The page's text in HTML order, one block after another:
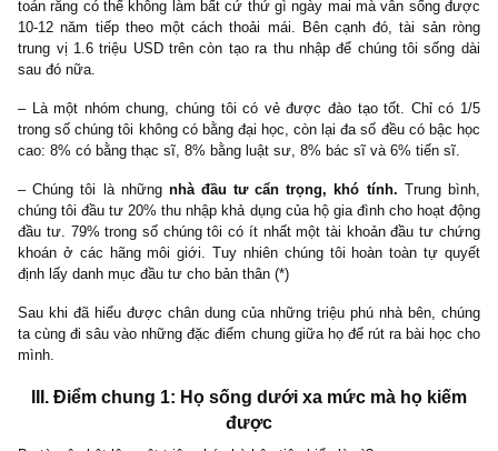
căn nhà trong hơn 20 năm. Ngoài tiết kiệm chi phí, chúng tôi còn
hưởng lợi khi giá nhà tăng.
nổi một đồng thừa kế. >80% trong số chúng tôi làthế hệ
trong ba đời cha ông đạt đến mốc triệu phú.
mặc những bộ vest rẻ tiền và chỉ lái những chiếc ô tô rẻ sản
Mỹ. Chỉ có số ít trong số chúng tôi là lái xe đời mới nhất. Còn
hơn nữa phải đi thuê xe.
budget chi li. Chỉ 18% trong số chúng tôi không tin rằng mọi vấn
chính phải bắt nguồn từ vợ chồng. Nhiều người trong số chúng
phải thú rằng bạn đời của mình còn kĩ lưỡng về mặt tiền bạc
– Chúng tôi có quỹ dự phòng có tên là “go-to-hell fund”, chúng